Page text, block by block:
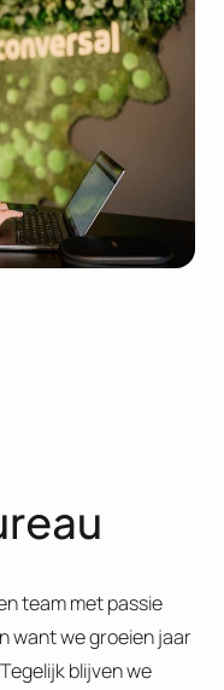
team met passie
want we groeien jaar
blijven we